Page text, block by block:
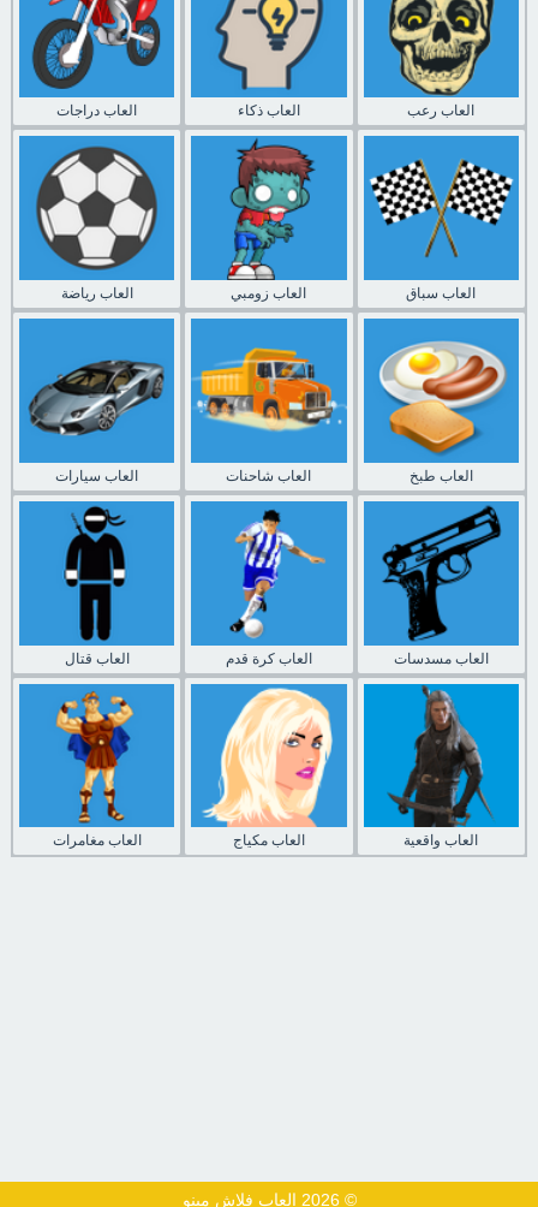
العاب دراجات العاب ذكاء العاب رعب
العاب رياضة العاب زومبي العاب سباق
العاب سيارات العاب شاحنات العاب طبخ
العاب قتال العاب كرة قدم العاب مسدسات
العاب مغامرات العاب مكياج العاب واقعية
© 2026 العاب فلاش مينو